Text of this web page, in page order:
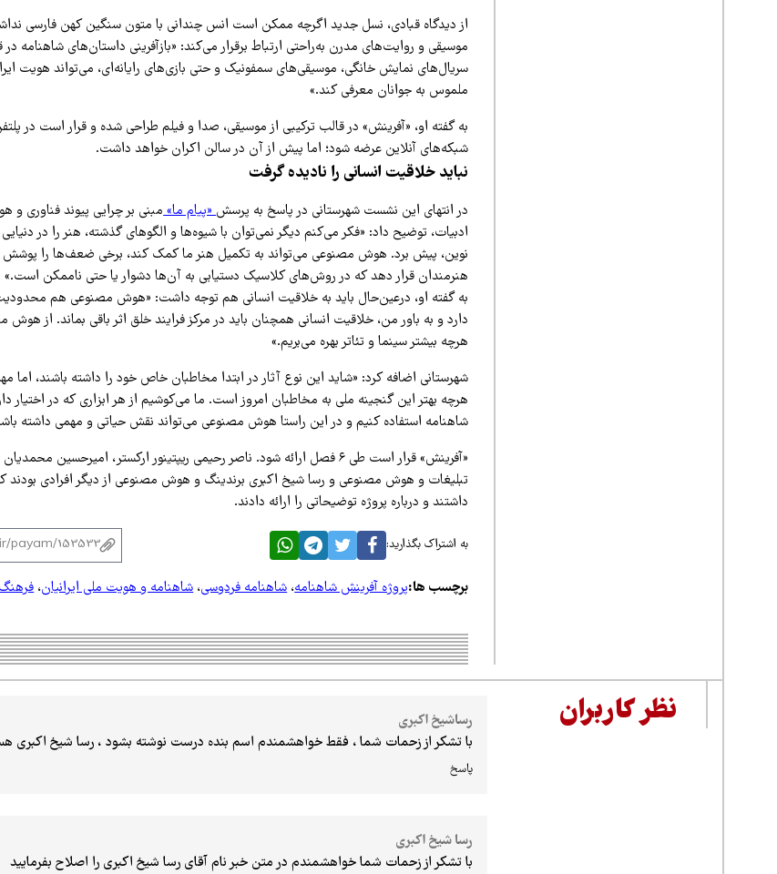
از دیدگاه قبادی، نسل جدید اگرچه ممکن است انس چندانی با متون سنگین کهن فارسی
موسیقی و روایت‌های مدرن به‌راحتی ارتباط برقرار می‌کند: «بازآفرینی داستان‌های شاهنامه در
سریال‌های نمایش خانگی، موسیقی‌های سمفونیک و حتی بازی‌های رایانه‌ای، می‌تواند هویت
ملموس به جوانان معرفی کند.»
به گفته او، «آفرینش» در قالب ترکیبی از موسیقی، صدا و فیلم طراحی شده و قرار است در
شبکه‌های آنلاین عرضه شود؛ اما پیش از آن در سالن اکران خواهد داشت.
نباید خلاقیت انسانی را نادیده گرفت
در انتهای این نشست شهرستانی در پاسخ به پرسش«پیام ما»مبنی بر چرایی پیوند فناوری
ادبیات، توضیح داد: «فکر می‌کنم دیگر نمی‌توان با شیوه‌ها و الگوهای گذشته، هنر را در
نوین، پیش برد. هوش مصنوعی می‌تواند به تکمیل هنر ما کمک کند، برخی ضعف‌ها را پوشش
هنرمندان قرار دهد که در روش‌های کلاسیک دستیابی به آن‌ها دشوار یا حتی ناممکن است.»
به گفته او، درعین‌حال باید به خلاقیت انسانی هم توجه داشت: «هوش مصنوعی هم
دارد و به باور من، خلاقیت انسانی همچنان باید در مرکز فرایند خلق اثر باقی بماند. از هوش
هرچه بیشتر سینما و تئاتر بهره می‌بریم.»
شهرستانی اضافه کرد: «شاید این نوع آثار در ابتدا مخاطبان خاص خود را داشته باشند، اما
هرچه بهتر این گنجینه ملی به مخاطبان امروز است. ما می‌کوشیم از هر ابزاری که در اختیار
شاهنامه استفاده کنیم و در این راستا هوش مصنوعی می‌تواند نقش حیاتی و مهمی داشته
«آفرینش» قرار است طی ۶ فصل ارائه شود. ناصر رحیمی ریپتینور ارکستر، امیرحسین
تبلیغات و هوش مصنوعی و رسا شیخ اکبری برندینگ و هوش مصنوعی از دیگر افرادی بودند
داشتند و درباره پروژه توضیحاتی را ارائه دادند.
به اشتراک بگذارید:
برچسب ها:پروژه آفرینش شاهنامه،شاهنامه فردوسی،شاهنامه و هویت ملی ایرانیان،
نظر کاربران
رساشیخ اکبری
با تشکر از زحمات شما ، فقط خواهشمندم اسم بنده درست نوشته بشود ، رسا شیخ اکبری
پاسخ
رسا شیخ اکبری
با تشکر از زحمات شما خواهشمندم در متن خبر نام آقای رسا شیخ اکبری را اصلاح بفرمایید